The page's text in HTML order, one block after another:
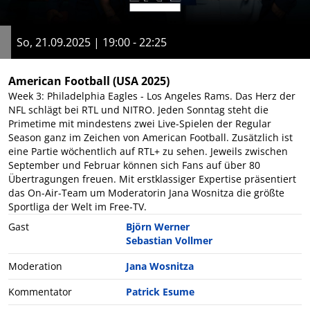
So, 21.09.2025 | 19:00 - 22:25
American Football (USA 2025)
Week 3: Philadelphia Eagles - Los Angeles Rams. Das Herz der
NFL schlägt bei RTL und NITRO. Jeden Sonntag steht die
Primetime mit mindestens zwei Live-Spielen der Regular
Season ganz im Zeichen von American Football. Zusätzlich ist
eine Partie wöchentlich auf RTL+ zu sehen. Jeweils zwischen
September und Februar können sich Fans auf über 80
Übertragungen freuen. Mit erstklassiger Expertise präsentiert
das On-Air-Team um Moderatorin Jana Wosnitza die größte
Sportliga der Welt im Free-TV.
Gast
Björn Werner
Sebastian Vollmer
Moderation
Jana Wosnitza
Kommentator
Patrick Esume